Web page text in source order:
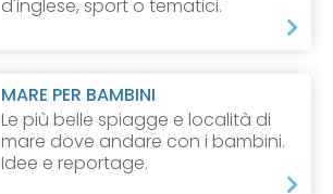
d'inglese, sport o tematici.
MARE PER BAMBINI
Le più belle spiagge e località di
mare dove andare con i bambini.
Idee e reportage.